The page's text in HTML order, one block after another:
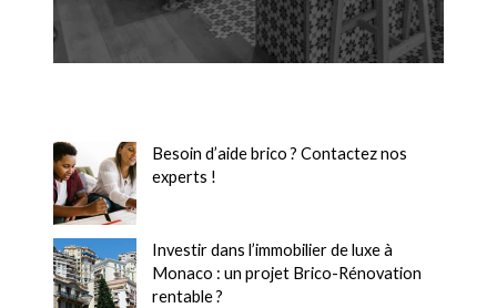
Besoin d’aide brico ? Contactez nos
experts !
Investir dans l’immobilier de luxe à
Monaco : un projet Brico-Rénovation
rentable ?